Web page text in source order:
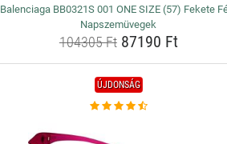
Balenciaga BB0321S 001 ONE SIZE (57) Fekete
Napszemüvegek
104305 Ft87190 Ft
ÚJDONSÁG